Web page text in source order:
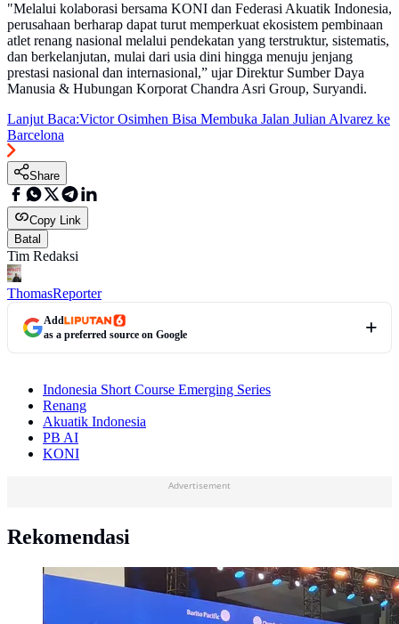
"Melalui kolaborasi bersama KONI dan Federasi Akuatik Indonesia,
perusahaan berharap dapat turut memperkuat ekosistem pembinaan
atlet renang nasional melalui pendekatan yang terstruktur, sistematis,
dan berkelanjutan, mulai dari usia dini hingga menuju jenjang
prestasi nasional dan internasional,” ujar Direktur Sumber Daya
Manusia & Hubungan Korporat Chandra Asri Group, Suryandi.
Lanjut Baca:Victor Osimhen Bisa Membuka Jalan Julian Alvarez ke
Barcelona
Share
Copy Link
Batal
Tim Redaksi
ThomasReporter
Add
as a preferred source on Google
Indonesia Short Course Emerging Series
Renang
Akuatik Indonesia
PB AI
KONI
Advertisement
Rekomendasi